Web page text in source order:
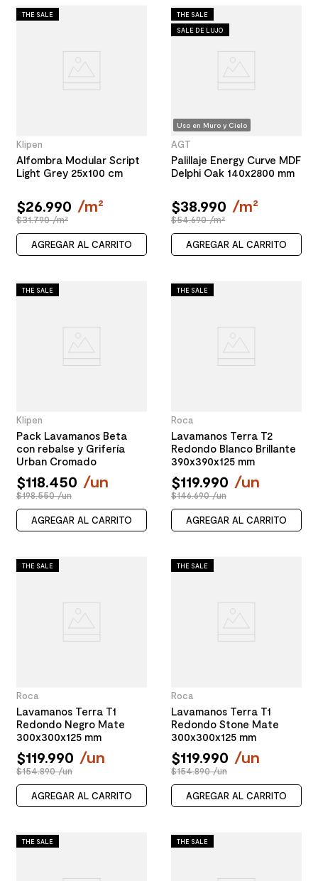
THE SALE
Klipen
Alfombra Modular Script
Light Grey 25x100 cm
$26.990 /m²
$31.790 /m²
AGREGAR AL CARRITO
THE SALE
SALE DE LUJO
Uso en Muro y Cielo
AGT
Palillaje Energy Curve MDF
Delphi Oak 140x2800 mm
$38.990 /m²
$54.690 /m²
AGREGAR AL CARRITO
THE SALE
Klipen
Pack Lavamanos Beta
con rebalse y Grifería
Urban Cromado
$118.450 /un
$198.550 /un
AGREGAR AL CARRITO
THE SALE
Roca
Lavamanos Terra T2
Redondo Blanco Brillante
390x390x125 mm
$119.990 /un
$146.690 /un
AGREGAR AL CARRITO
THE SALE
Roca
Lavamanos Terra T1
Redondo Negro Mate
300x300x125 mm
$119.990 /un
$154.890 /un
AGREGAR AL CARRITO
THE SALE
Roca
Lavamanos Terra T1
Redondo Stone Mate
300x300x125 mm
$119.990 /un
$154.890 /un
AGREGAR AL CARRITO
THE SALE THE SALE